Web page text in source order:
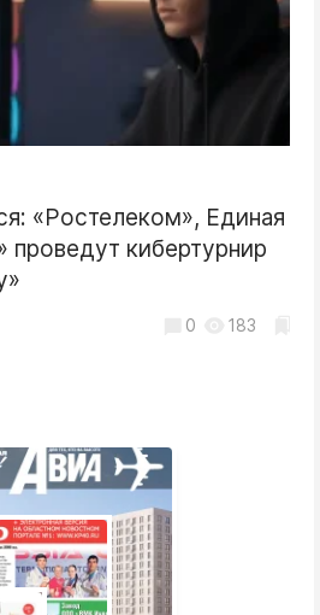
«Ростелеком», Единая
проведут кибертурнир
0 183